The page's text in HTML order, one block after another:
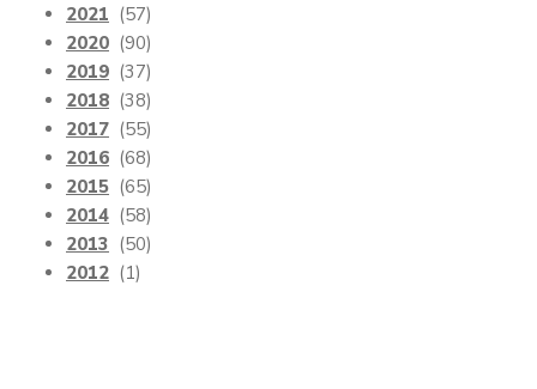
2021 (57)
2020 (90)
2019 (37)
2018 (38)
2017 (55)
2016 (68)
2015 (65)
2014 (58)
2013 (50)
2012 (1)